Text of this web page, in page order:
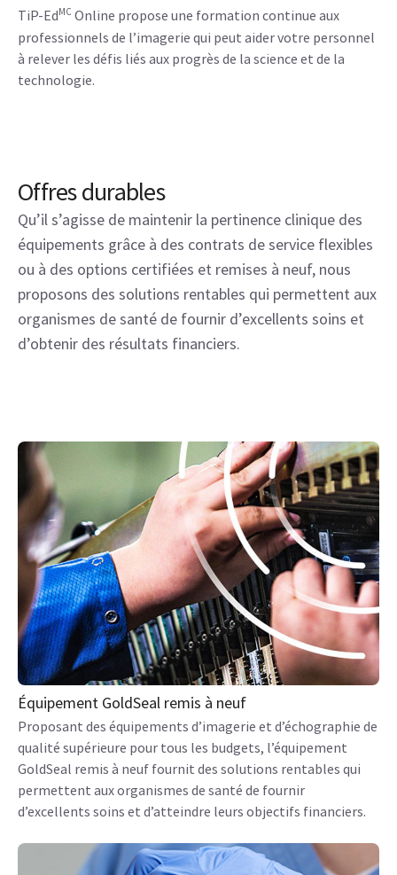
TiP-EdMC Online propose une formation continue aux
professionnels de l’imagerie qui peut aider votre personnel
à relever les défis liés aux progrès de la science et de la
technologie.
Offres durables
Qu’il s’agisse de maintenir la pertinence clinique des
équipements grâce à des contrats de service flexibles
ou à des options certifiées et remises à neuf, nous
proposons des solutions rentables qui permettent aux
organismes de santé de fournir d’excellents soins et
d’obtenir des résultats financiers.
Équipement GoldSeal remis à neuf
Proposant des équipements d’imagerie et d’échographie de
qualité supérieure pour tous les budgets, l’équipement
GoldSeal remis à neuf fournit des solutions rentables qui
permettent aux organismes de santé de fournir
d’excellents soins et d’atteindre leurs objectifs financiers.